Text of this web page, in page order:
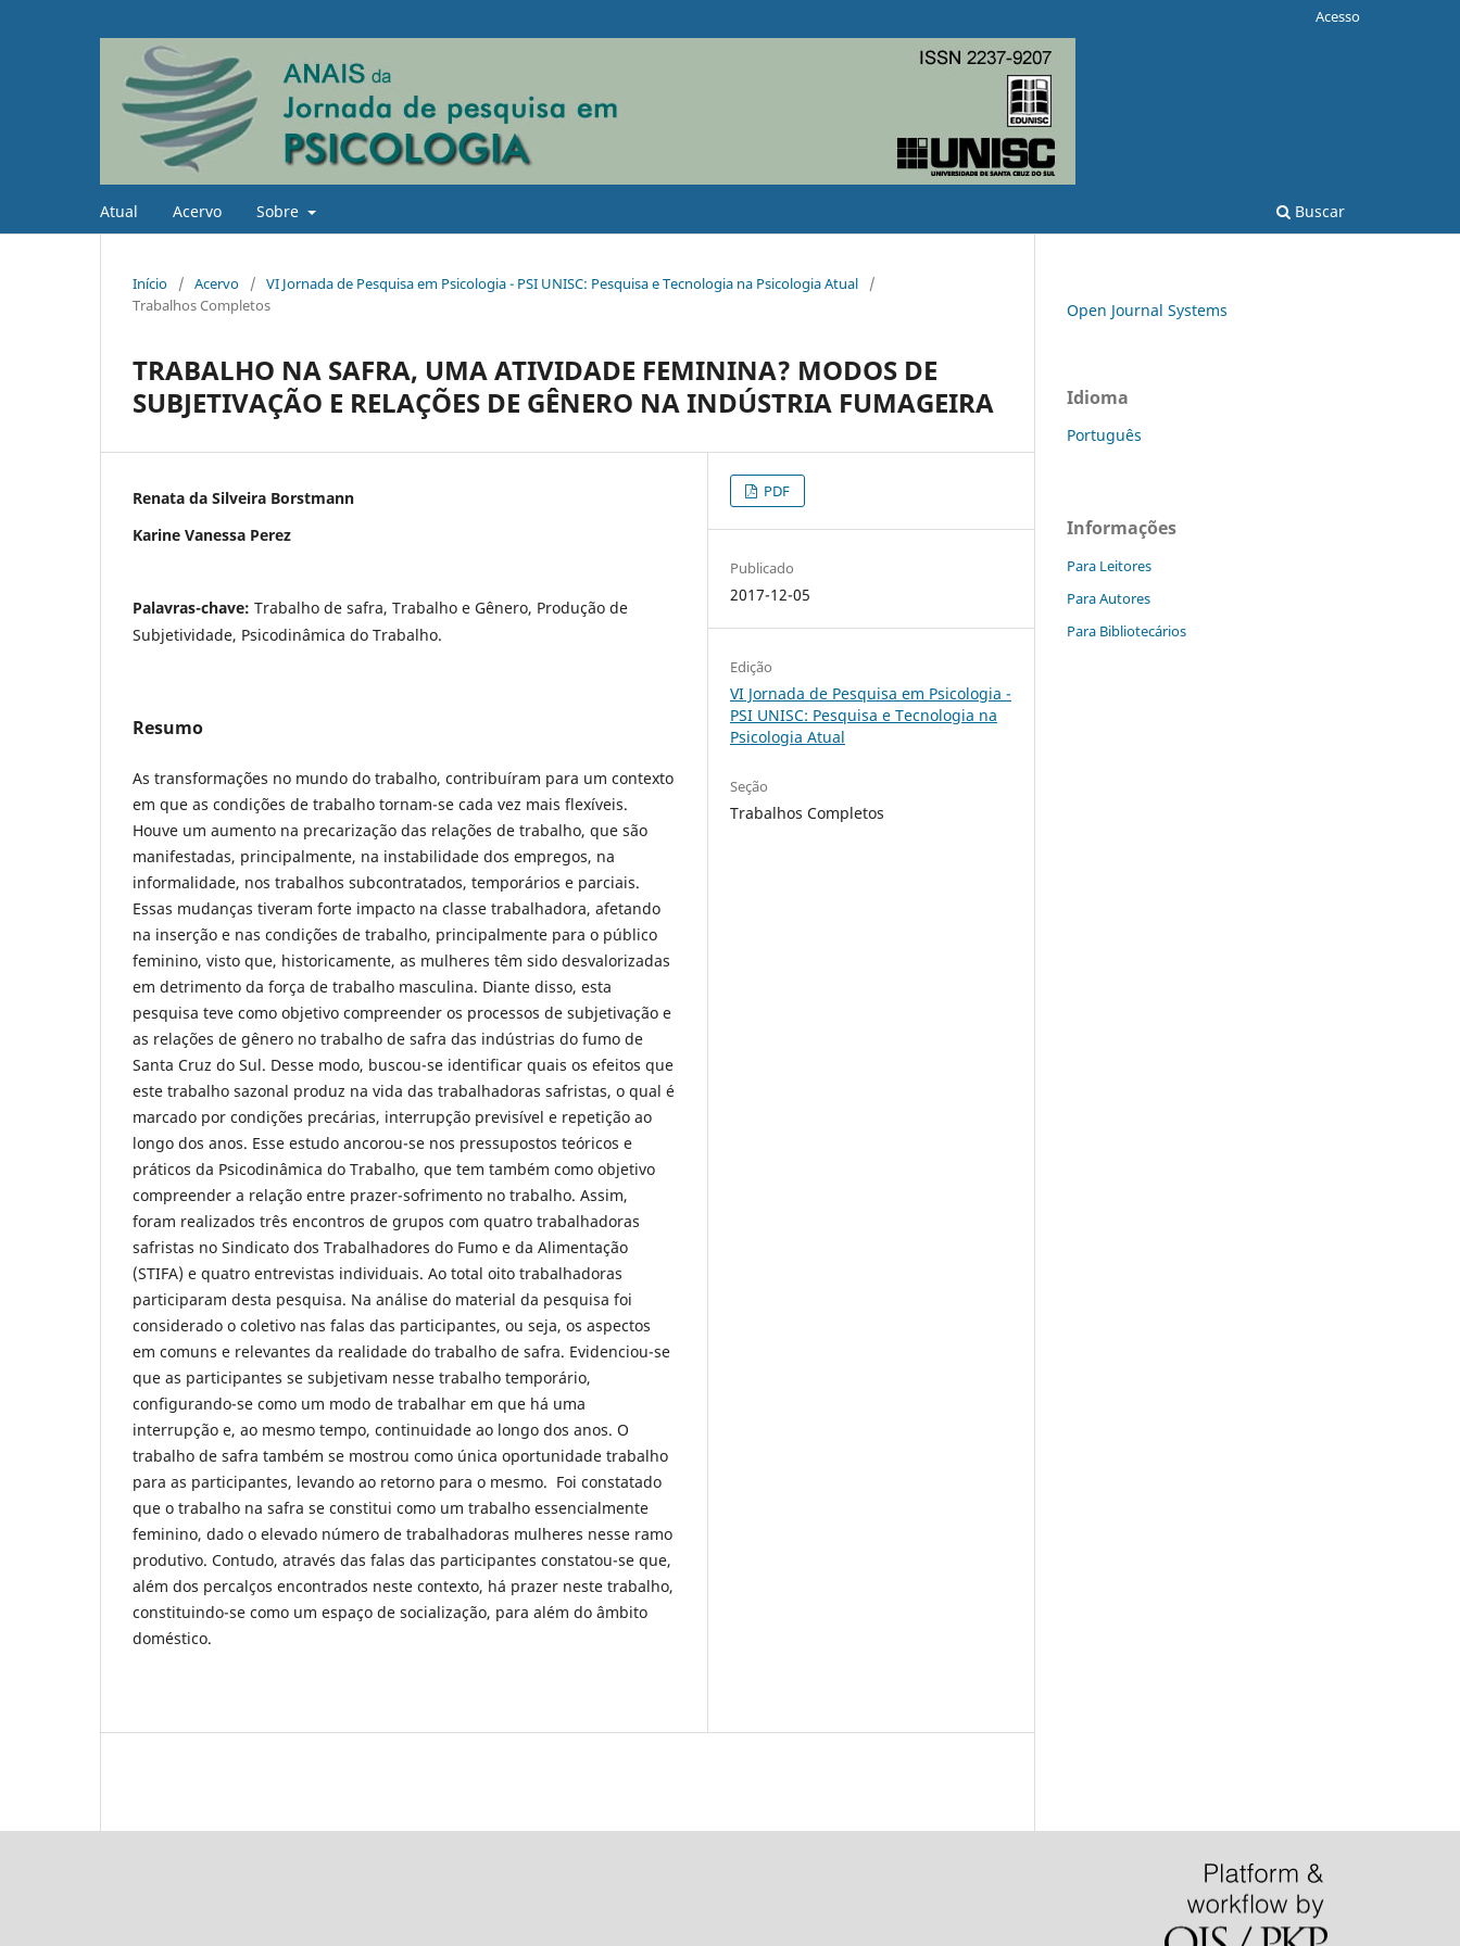
Atual Acervo Sobre Buscar
Acesso
Início / Acervo / VI Jornada de Pesquisa em Psicologia - PSI UNISC: Pesquisa e Tecnologia na Psicologia Atual
/
Trabalhos Completos
TRABALHO NA SAFRA, UMA ATIVIDADE FEMININA? MODOS DE
SUBJETIVAÇÃO E RELAÇÕES DE GÊNERO NA INDÚSTRIA FUMAGEIRA
Renata da Silveira Borstmann
Karine Vanessa Perez
Palavras-chave: Trabalho de safra, Trabalho e Gênero, Produção de
Subjetividade, Psicodinâmica do Trabalho.
Resumo
As transformações no mundo do trabalho, contribuíram para um contexto
em que as condições de trabalho tornam-se cada vez mais flexíveis.
Houve um aumento na precarização das relações de trabalho, que são
manifestadas, principalmente, na instabilidade dos empregos, na
informalidade, nos trabalhos subcontratados, temporários e parciais.
Essas mudanças tiveram forte impacto na classe trabalhadora, afetando
na inserção e nas condições de trabalho, principalmente para o público
feminino, visto que, historicamente, as mulheres têm sido desvalorizadas
em detrimento da força de trabalho masculina. Diante disso, esta
pesquisa teve como objetivo compreender os processos de subjetivação e
as relações de gênero no trabalho de safra das indústrias do fumo de
Santa Cruz do Sul. Desse modo, buscou-se identificar quais os efeitos que
este trabalho sazonal produz na vida das trabalhadoras safristas, o qual é
marcado por condições precárias, interrupção previsível e repetição ao
longo dos anos. Esse estudo ancorou-se nos pressupostos teóricos e
práticos da Psicodinâmica do Trabalho, que tem também como objetivo
compreender a relação entre prazer-sofrimento no trabalho. Assim,
foram realizados três encontros de grupos com quatro trabalhadoras
safristas no Sindicato dos Trabalhadores do Fumo e da Alimentação
(STIFA) e quatro entrevistas individuais. Ao total oito trabalhadoras
participaram desta pesquisa. Na análise do material da pesquisa foi
considerado o coletivo nas falas das participantes, ou seja, os aspectos
em comuns e relevantes da realidade do trabalho de safra. Evidenciou-se
que as participantes se subjetivam nesse trabalho temporário,
configurando-se como um modo de trabalhar em que há uma
interrupção e, ao mesmo tempo, continuidade ao longo dos anos. O
trabalho de safra também se mostrou como única oportunidade trabalho
para as participantes, levando ao retorno para o mesmo. Foi constatado
que o trabalho na safra se constitui como um trabalho essencialmente
feminino, dado o elevado número de trabalhadoras mulheres nesse ramo
produtivo. Contudo, através das falas das participantes constatou-se que,
além dos percalços encontrados neste contexto, há prazer neste trabalho,
constituindo-se como um espaço de socialização, para além do âmbito
doméstico.
PDF
Publicado
2017-12-05
Edição
VI Jornada de Pesquisa em Psicologia -
PSI UNISC: Pesquisa e Tecnologia na
Psicologia Atual
Seção
Trabalhos Completos
Open Journal Systems
Idioma
Português
Informações
Para Leitores
Para Autores
Para Bibliotecários